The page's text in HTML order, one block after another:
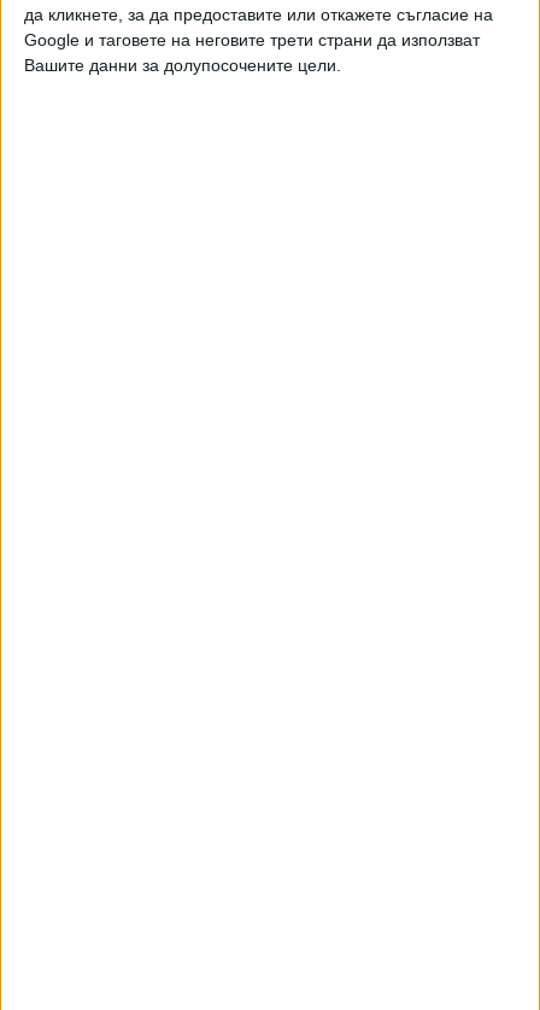
да кликнете, за да предоставите или откажете съгласие на
Google и таговете на неговите трети страни да използват
Вашите данни за долупосочените цели.
21-вият пакет санкции на ЕС срещу Русия е
значително смекчен
12 Юли 2026